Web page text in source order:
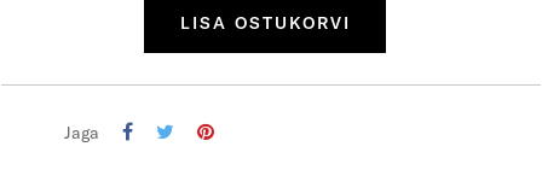
LISA OSTUKORVI
Jaga